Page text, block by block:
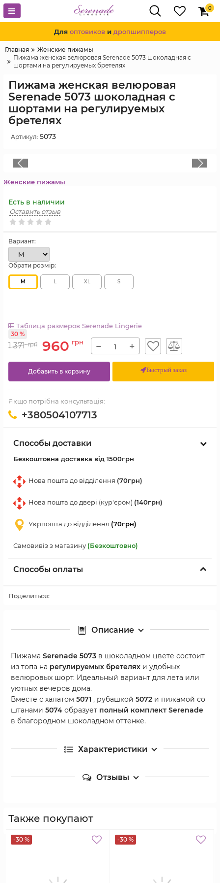
0
Для оптовиков и дропшипперов
Главная
Женские пижамы
Пижама женская велюровая Serenade 5073 шоколадная с
шортами на регулируемых бретелях
Пижама женская велюровая
Serenade 5073 шоколадная с
шортами на регулируемых
бретелях
Артикул: 5073
Женские пижамы
Оставить отзыв
Есть в наличии
Вариант:
Обрати розмір:
M L XL S
Таблица размеров Serenade Lingerie
1 371 грн 960 грн
30 %
− +
Добавить в корзину Быстрый заказ
Якщо потрібна консультація:
+380504107713
Способы доставки
Безкоштовна доставка від 1500грн
Нова пошта до відділення (70грн)
Нова пошта до двері (кур'єром) (140грн)
Укрпошта до відділення (70грн)
Самовивіз з магазину (Безкоштовно)
Способы оплаты
Поделиться:
Описание
Пижама Serenade 5073 в шоколадном цвете состоит
из топа на регулируемых бретелях и удобных
велюровых шорт. Идеальный вариант для лета или
уютных вечеров дома.
Вместе с халатом 5071 , рубашкой 5072 и пижамой со
штанами 5074 образует полный комплект Serenade
в благородном шоколадном оттенке.
Характеристики
Отзывы
Также покупают
-30 % -30 %